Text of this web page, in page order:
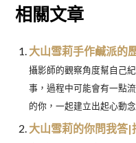
相關文章
大山雪莉手作鹹派的
攝影師的觀察角度幫自己
事，過程中可能會有一點
的你，一起建立出起心動
大山雪莉的你問我答|